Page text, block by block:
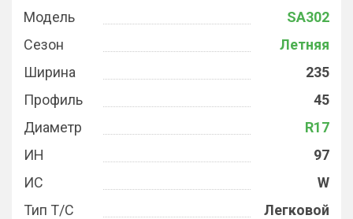
Модель
SA302
Сезон
Летняя
Ширина
235
Профиль
45
Диаметр
R17
ИН
97
ИС
W
Тип Т/С
Легковой